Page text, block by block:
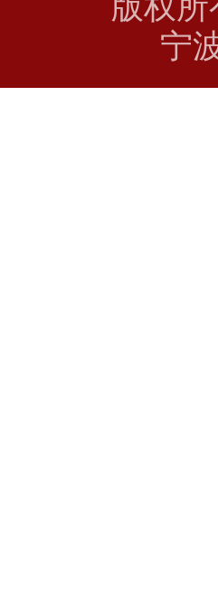
版权
宁